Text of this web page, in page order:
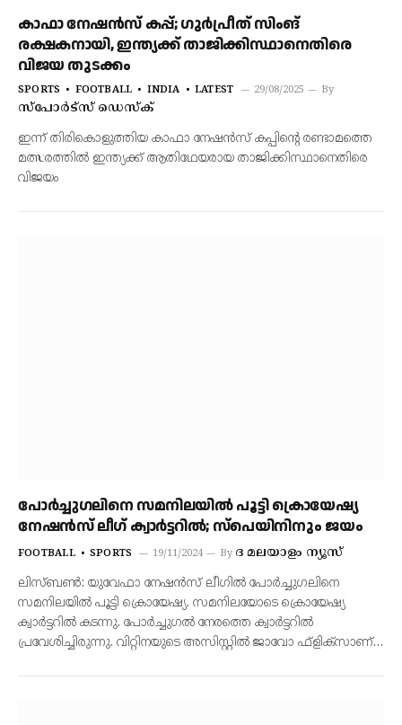
കാഫാ നേഷൻസ് കപ്പ്; ഗുർപ്രീത് സിംങ്
രക്ഷകനായി, ഇന്ത്യക്ക് താജിക്കിസ്ഥാനെതിരെ
വിജയ തുടക്കം
SPORTS FOOTBALL INDIA LATEST 29/08/2025 By
സ്പോർട്സ് ഡെസ്ക്
ഇന്ന് തിരികൊളുത്തിയ കാഫാ നേഷൻസ് കപ്പിന്റെ രണ്ടാമത്തെ
മത്സരത്തിൽ ഇന്ത്യക്ക് ആതിഥേയരായ താജിക്കിസ്ഥാനെതിരെ
വിജയം
പോര്‍ച്ചുഗലിനെ സമനിലയില്‍ പൂട്ടി ക്രൊയേഷ്യ
നേഷന്‍സ് ലീഗ് ക്വാര്‍ട്ടറില്‍; സ്‌പെയിനിനും ജയം
FOOTBALL SPORTS 19/11/2024 By ദ മലയാളം ന്യൂസ്
ലിസ്ബണ്‍: യുവേഫാ നേഷന്‍സ് ലീഗില്‍ പോര്‍ച്ചുഗലിനെ
സമനിലയില്‍ പൂട്ടി ക്രൊയേഷ്യ. സമനിലയോടെ ക്രൊയേഷ്യ
ക്വാര്‍ട്ടറില്‍ കടന്നു. പോര്‍ച്ചുഗല്‍ നേരത്തെ ക്വാര്‍ട്ടറില്‍
പ്രവേശിച്ചിരുന്നു. വിറ്റിനയുടെ അസിസ്റ്റില്‍ ജാവോ ഫ്‌ളിക്‌സാണ്…